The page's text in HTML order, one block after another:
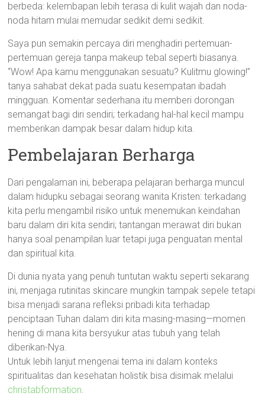
berbeda: kelembapan lebih terasa di kulit wajah dan noda-
noda hitam mulai memudar sedikit demi sedikit.
Saya pun semakin percaya diri menghadiri pertemuan-
pertemuan gereja tanpa makeup tebal seperti biasanya.
“Wow! Apa kamu menggunakan sesuatu? Kulitmu glowing!”
tanya sahabat dekat pada suatu kesempatan ibadah
mingguan. Komentar sederhana itu memberi dorongan
semangat bagi diri sendiri; terkadang hal-hal kecil mampu
memberikan dampak besar dalam hidup kita.
Pembelajaran Berharga
Dari pengalaman ini, beberapa pelajaran berharga muncul
dalam hidupku sebagai seorang wanita Kristen: terkadang
kita perlu mengambil risiko untuk menemukan keindahan
baru dalam diri kita sendiri; tantangan merawat diri bukan
hanya soal penampilan luar tetapi juga penguatan mental
dan spiritual kita.
Di dunia nyata yang penuh tuntutan waktu seperti sekarang
ini, menjaga rutinitas skincare mungkin tampak sepele tetapi
bisa menjadi sarana refleksi pribadi kita terhadap
penciptaan Tuhan dalam diri kita masing-masing—momen
hening di mana kita bersyukur atas tubuh yang telah
diberikan-Nya.
Untuk lebih lanjut mengenai tema ini dalam konteks
spiritualitas dan kesehatan holistik bisa disimak melalui
christabformation.